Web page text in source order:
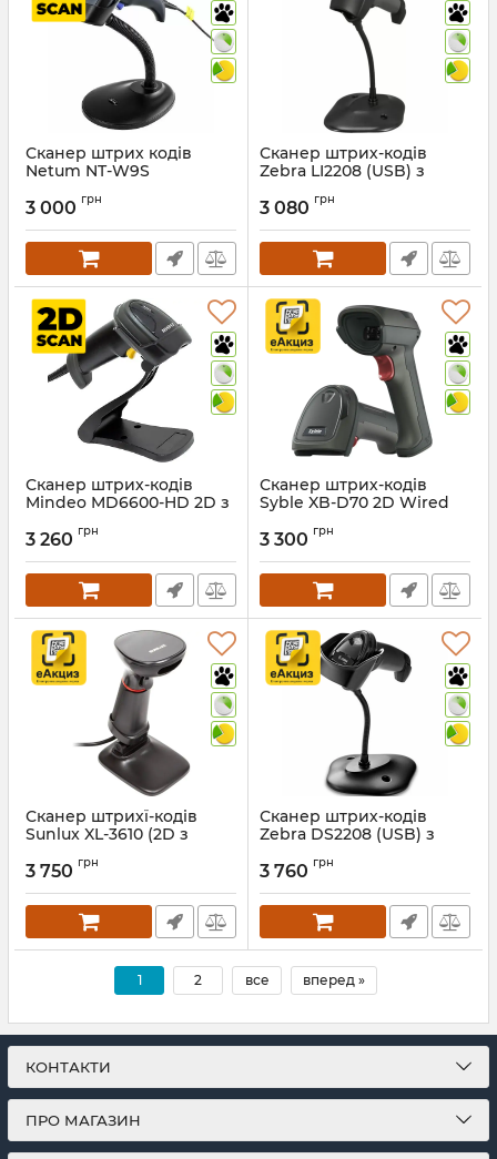
Сканер штрих кодів
Netum NT-W9S
3 000 грн
Сканер штрих-кодів
Zebra LI2208 (USB) з
Артикул: 327
3 080 грн
Сканер штрих-кодів
Mindeo MD6600-HD 2D з
Артикул:
3 260 грн
Сканер штрих-кодів
Syble XB-D70 2D Wired
Артикул: 1329
3 300 грн
Сканер штрихї-кодів
Sunlux XL-3610 (2D з
Артикул:
3 750 грн
Сканер штрих-кодів
Zebra DS2208 (USB) з
Артикул: 330
3 760 грн
1 2 все вперед »
КОНТАКТИ
ПРО МАГАЗИН